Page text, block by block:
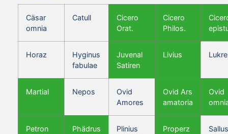
Cäsar
omnia
Catull
Cicero
Orat.
Cicero
Philos.
Horaz
Hyginus
fabulae
Juvenal
Satiren
Livius
Martial Nepos
Ovid
Amores
Ovid Ars
amatoria
Ovid
Petron
Phädrus
Plinius
Properz